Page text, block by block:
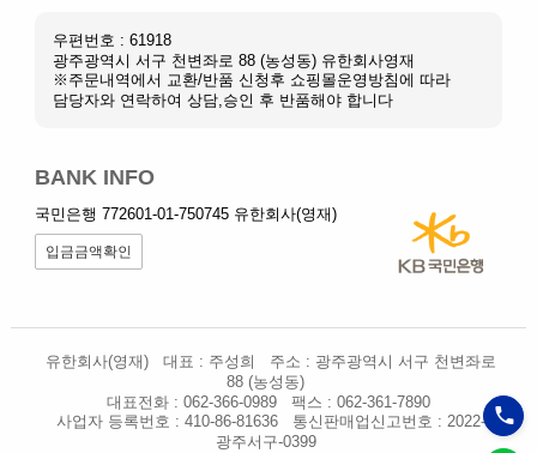
우편번호 : 61918
광주광역시 서구 천변좌로 88 (농성동) 유한회사영재
※주문내역에서 교환/반품 신청후 쇼핑몰운영방침에 따라
담당자와 연락하여 상담,승인 후 반품해야 합니다
BANK INFO
국민은행 772601-01-750745 유한회사(영재)
입금금액확인
유한회사(영재) 대표 : 주성희
주소 : 광주광역시 서구 천변좌로
88 (농성동)
대표전화 : 062-366-0989
팩스 : 062-361-7890
사업자 등록번호 : 410-86-81636
통신판매업신고번호 : 2022-
광주서구-0399